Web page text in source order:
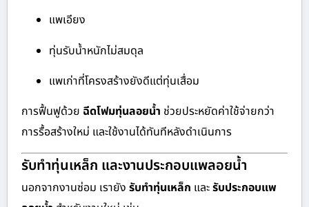
แพเอียง
ทุ่นรับน้ำหนักไม่สมดุล
แพเก่าที่โครงสร้างยังดีแต่ทุ่นเสื่อม
การฟื้นฟูด้วย ฉีดโฟมทุ่นลอยน้ำ ช่วยประหยัดค่าใช้จ่ายกว่า
การรื้อสร้างใหม่ และใช้งานได้ทันทีหลังดำเนินการ
รับทำทุ่นเหล็ก และงานประกอบแพลอยน้ำ
นอกจากงานซ่อม เรายัง รับทำทุ่นเหล็ก และรับประกอบแพ